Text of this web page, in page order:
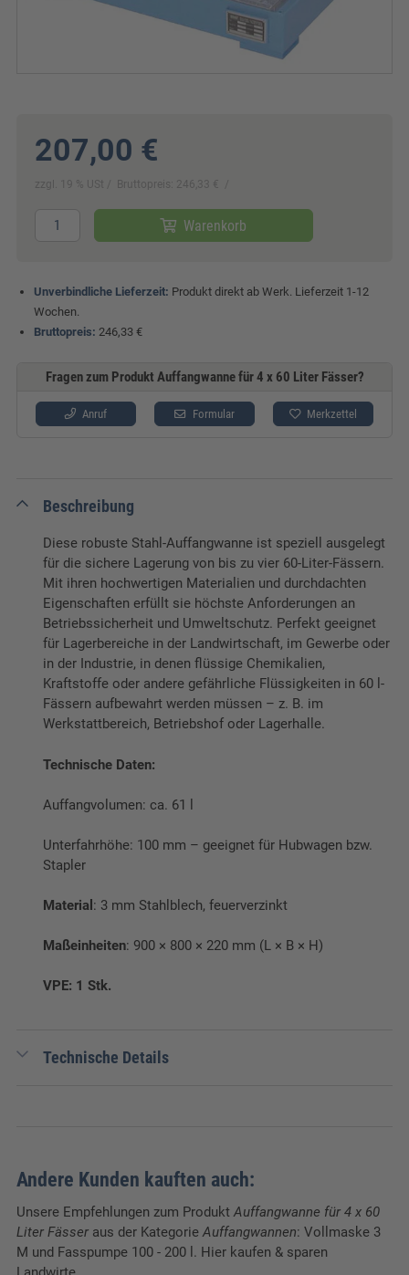
207,00 €
zzgl. 19 % USt Bruttopreis: 246,33 €
Warenkorb
Unverbindliche Lieferzeit: Produkt direkt ab Werk. Lieferzeit 1-12
Wochen.
Bruttopreis: 246,33 €
Fragen zum Produkt Auffangwanne für 4 x 60 Liter Fässer?
Anruf Formular Merkzettel
Beschreibung
Diese robuste Stahl-Auffangwanne ist speziell ausgelegt
für die sichere Lagerung von bis zu vier 60-Liter-Fässern.
Mit ihren hochwertigen Materialien und durchdachten
Eigenschaften erfüllt sie höchste Anforderungen an
Betriebssicherheit und Umwelt­schutz. Perfekt geeignet
für Lagerbereiche in der Landwirtschaft, im Gewerbe oder
in der Industrie, in denen flüssige Chemikalien,
Kraftstoffe oder andere gefährliche Flüssigkeiten in 60 l-
Fässern aufbewahrt werden müssen – z. B. im
Werkstattbereich, Betriebshof oder Lagerhalle.
Technische Daten:
Auffangvolumen: ca. 61 l
Unterfahrhöhe: 100 mm – geeignet für Hubwagen bzw.
Stapler
Material : 3 mm Stahlblech, feuerverzinkt
Maßeinheiten: 900 × 800 × 220 mm (L × B × H)
VPE: 1 Stk.
Technische Details
Verpackungseinheit:
Breite: 900 cm
Länge: 800 cm
Andere Kunden kauften auch:
Unsere Empfehlungen zum ProduktAuffangwanne für 4 x 60
Liter Fässeraus der KategorieAuffangwannen: Vollmaske 3
M und Fasspumpe 100 - 200 l. Hier kaufen & sparen